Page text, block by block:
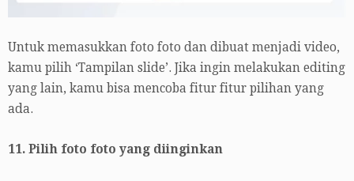
Untuk memasukkan foto foto dan dibuat menjadi video,
kamu pilih ‘Tampilan slide’. Jika ingin melakukan editing
yang lain, kamu bisa mencoba fitur fitur pilihan yang
ada.
11. Pilih foto foto yang diinginkan